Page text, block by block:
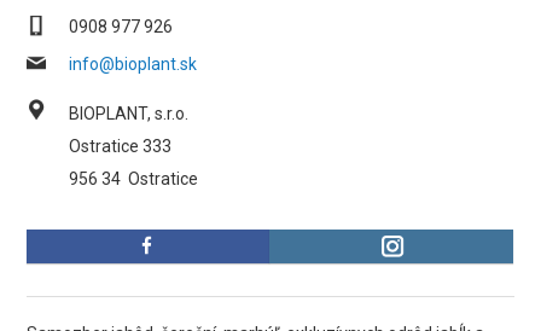
0908 977 926
info@bioplant.sk
BIOPLANT, s.r.o.
Ostratice 333
956 34 Ostratice